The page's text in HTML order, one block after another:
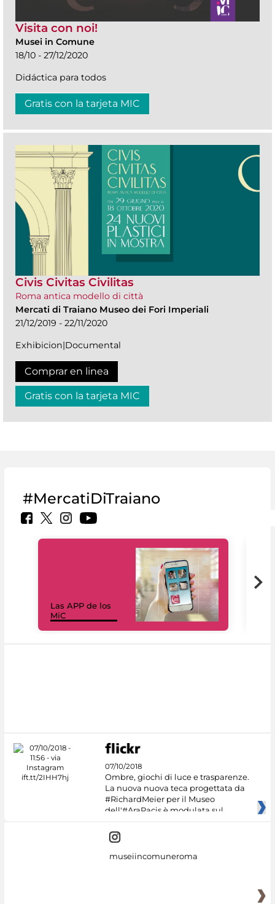
Visita con noi!
Musei in Comune
18/10 - 27/12/2020
Didáctica para todos
Gratis con la tarjeta MIC
Civis Civitas Civilitas
Roma antica modello di città
Mercati di Traiano Museo dei Fori Imperiali
21/12/2019 - 22/11/2020
Exhibicion|Documental
Comprar en linea
Gratis con la tarjeta MIC
#MercatiDiTraiano
Las APP de los
MiC
07/10/2018
Ombre, giochi di luce e trasparenze.
La nuova nuova teca progettata da
#RichardMeier per il Museo
dell'#AraPacis è modulata sul
museiincomuneroma